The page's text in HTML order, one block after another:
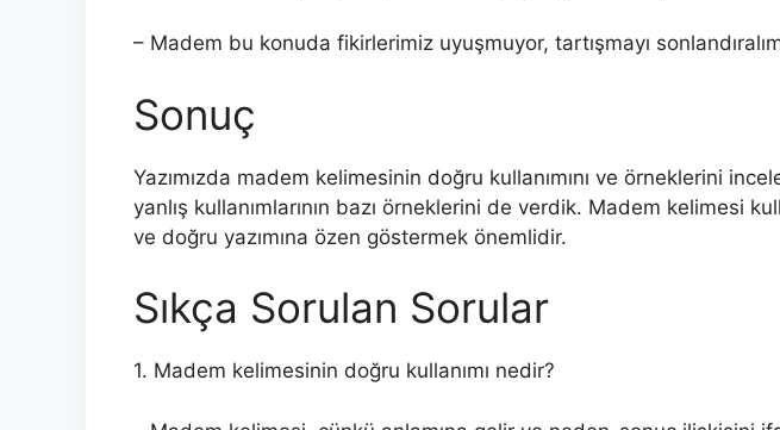
– Madem bu konuda fikirlerimiz uyuşmuyor, tartışmayı
Sonuç
Yazımızda madem kelimesinin doğru kullanımını ve örneklerini
yanlış kullanımlarının bazı örneklerini de verdik. Madem kelimesi
ve doğru yazımına özen göstermek önemlidir.
Sıkça Sorulan Sorular
1. Madem kelimesinin doğru kullanımı nedir?